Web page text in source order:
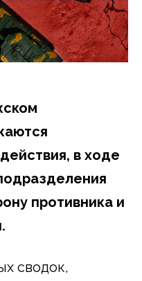
в ходе
противника и
сводок,